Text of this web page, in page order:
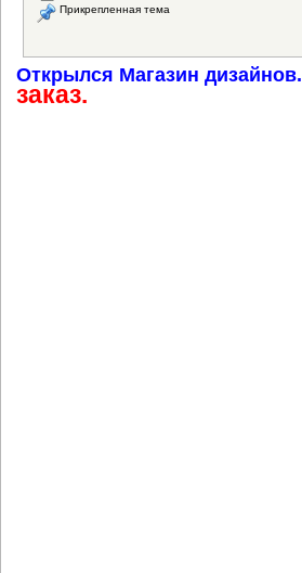
Прикрепленная тема
Открылся Магазин дизайнов.
заказ.